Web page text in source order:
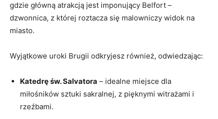
gdzie główną atrakcją jest imponujący Belfort –
dzwonnica, ⁢z⁢ której roztacza się ⁣malowniczy ⁣widok na‍
miasto.
Wyjątkowe uroki Brugii odkryjesz również, odwiedzając:
Katedrę św. Salvatora ‌– idealne miejsce dla
miłośników sztuki sakralnej, z​ pięknymi witrażami i
rzeźbami.